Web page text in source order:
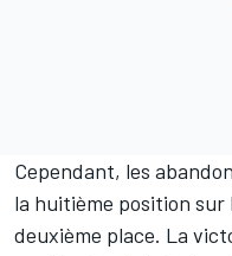
Cependant, les
la huitième position
deuxième place. La